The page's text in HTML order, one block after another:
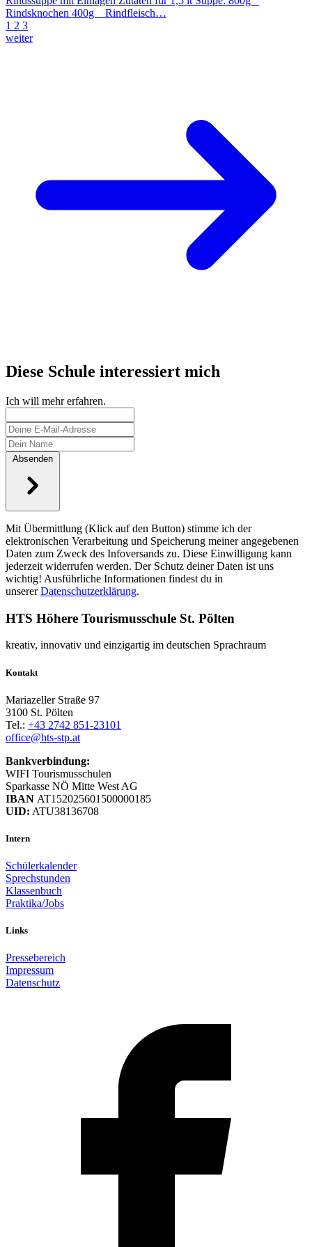
Rindsknochen 400g Rindfleisch…
1 2 3
weiter
Diese Schule interessiert mich
Ich will mehr erfahren.
Absenden
Mit Übermittlung (Klick auf den Button) stimme ich der
elektronischen Verarbeitung und Speicherung meiner angegebenen
Daten zum Zweck des Infoversands zu. Diese Einwilligung kann
jederzeit widerrufen werden. Der Schutz deiner Daten ist uns
wichtig! Ausführliche Informationen findest du in
unsererDatenschutzerklärung.
HTS Höhere Tourismusschule St. Pölten
kreativ, innovativ und einzigartig im deutschen Sprachraum
Kontakt
Mariazeller Straße 97
3100 St. Pölten
Tel.: +43 2742 851-23101
office@hts-stp.at
Bankverbindung:
WIFI Tourismusschulen
Sparkasse NÖ Mitte West AG
IBAN AT152025601500000185
UID: ATU38136708
Intern
Schülerkalender
Sprechstunden
Klassenbuch
Praktika/Jobs
Links
Pressebereich
Impressum
Datenschutz